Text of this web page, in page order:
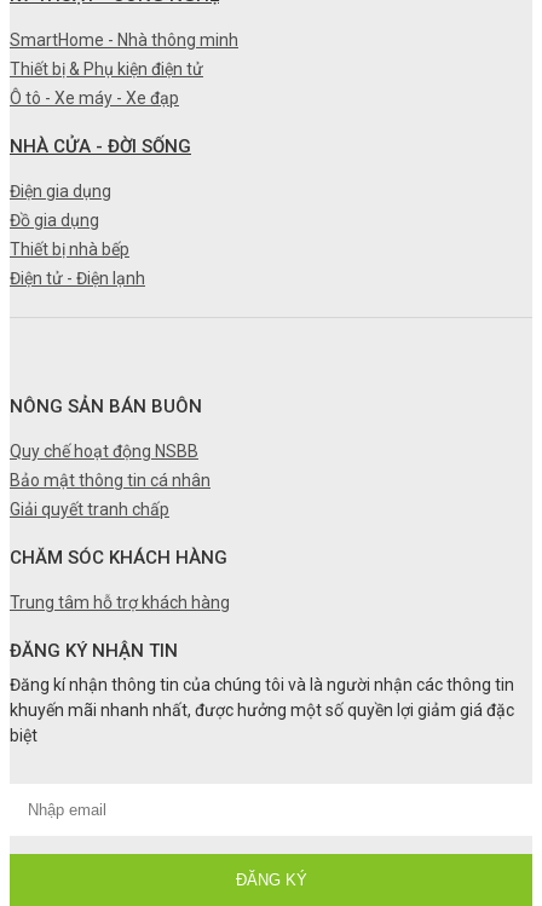
SmartHome - Nhà thông minh
Thiết bị & Phụ kiện điện tử
Ô tô - Xe máy - Xe đạp
NHÀ CỬA - ĐỜI SỐNG
Điện gia dụng
Đồ gia dụng
Thiết bị nhà bếp
Điện tử - Điện lạnh
NÔNG SẢN BÁN BUÔN
Quy chế hoạt động NSBB
Bảo mật thông tin cá nhân
Giải quyết tranh chấp
CHĂM SÓC KHÁCH HÀNG
Trung tâm hỗ trợ khách hàng
ĐĂNG KÝ NHẬN TIN
Đăng kí nhận thông tin của chúng tôi và là người nhận các thông tin
khuyến mãi nhanh nhất, được hưởng một số quyền lợi giảm giá đặc
biệt